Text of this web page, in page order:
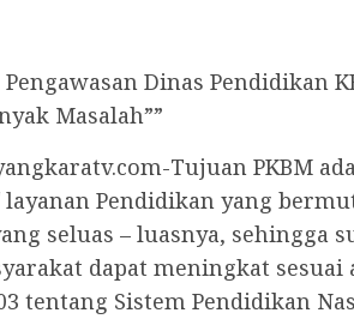
Dinas Pendidikan
Masalah””
Tujuan PKBM
Pendidikan yang
seluas – luasnya, sehingga
dapat meningkat sesuai
tentang Sistem Pendidikan